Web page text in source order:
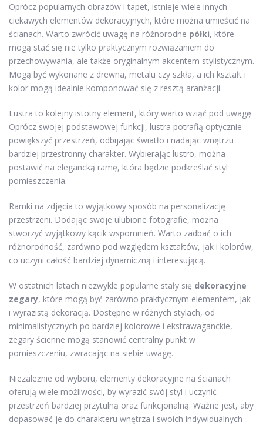
Oprócz popularnych obrazów i tapet, istnieje wiele innych
ciekawych elementów dekoracyjnych, które można umieścić na
ścianach. Warto zwrócić uwagę na różnorodne półki, które
mogą stać się nie tylko praktycznym rozwiązaniem do
przechowywania, ale także oryginalnym akcentem stylistycznym.
Mogą być wykonane z drewna, metalu czy szkła, a ich kształt i
kolor mogą idealnie komponować się z resztą aranżacji.
Lustra to kolejny istotny element, który warto wziąć pod uwagę.
Oprócz swojej podstawowej funkcji, lustra potrafią optycznie
powiększyć przestrzeń, odbijając światło i nadając wnętrzu
bardziej przestronny charakter. Wybierając lustro, można
postawić na elegancką ramę, która będzie podkreślać styl
pomieszczenia.
Ramki na zdjęcia to wyjątkowy sposób na personalizację
przestrzeni. Dodając swoje ulubione fotografie, można
stworzyć wyjątkowy kącik wspomnień. Warto zadbać o ich
różnorodność, zarówno pod względem kształtów, jak i kolorów,
co uczyni całość bardziej dynamiczną i interesującą.
W ostatnich latach niezwykle popularne stały się dekoracyjne
zegary, które mogą być zarówno praktycznym elementem, jak
i wyrazistą dekoracją. Dostępne w różnych stylach, od
minimalistycznych po bardziej kolorowe i ekstrawaganckie,
zegary ścienne mogą stanowić centralny punkt w
pomieszczeniu, zwracając na siebie uwagę.
Niezależnie od wyboru, elementy dekoracyjne na ścianach
oferują wiele możliwości, by wyrazić swój styl i uczynić
przestrzeń bardziej przytulną oraz funkcjonalną. Ważne jest, aby
dopasować je do charakteru wnętrza i swoich indywidualnych